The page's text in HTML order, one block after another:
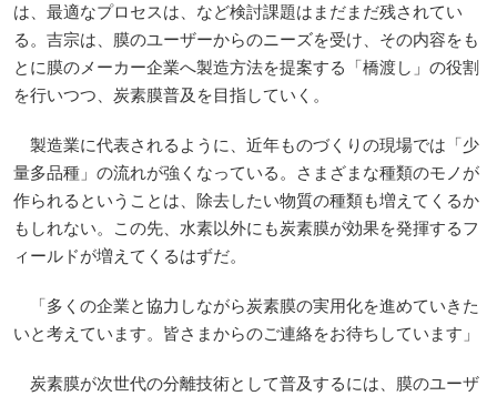
は、最適なプロセスは、など検討課題はまだまだ残されてい
る。吉宗は、膜のユーザーからのニーズを受け、その内容をも
とに膜のメーカー企業へ製造方法を提案する「橋渡し」の役割
を行いつつ、炭素膜普及を目指していく。
製造業に代表されるように、近年ものづくりの現場では「少
量多品種」の流れが強くなっている。さまざまな種類のモノが
作られるということは、除去したい物質の種類も増えてくるか
もしれない。この先、水素以外にも炭素膜が効果を発揮するフ
ィールドが増えてくるはずだ。
「多くの企業と協力しながら炭素膜の実用化を進めていきた
いと考えています。皆さまからのご連絡をお待ちしています」
炭素膜が次世代の分離技術として普及するには、膜のユーザ